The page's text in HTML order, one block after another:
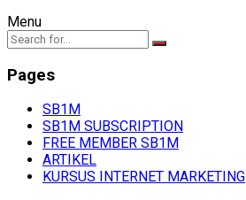
Menu
Pages
SB1M
SB1M SUBSCRIPTION
FREE MEMBER SB1M
ARTIKEL
KURSUS INTERNET MARKETING